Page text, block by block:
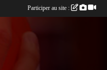
Participer au site :